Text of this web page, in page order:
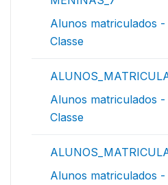
Alunos matriculados
Classe
Alunos matriculados -
Classe
Alunos matriculados